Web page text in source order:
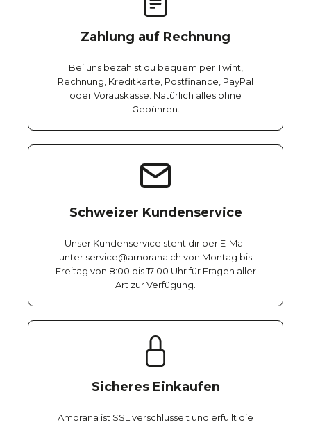
Zahlung auf Rechnung
Bei uns bezahlst du bequem per Twint,
Rechnung, Kreditkarte, Postfinance, PayPal
oder Vorauskasse. Natürlich alles ohne
Gebühren.
Schweizer Kundenservice
Unser Kundenservice steht dir per E-Mail
unter service@amorana.ch von Montag bis
Freitag von 8:00 bis 17:00 Uhr für Fragen aller
Art zur Verfügung.
Sicheres Einkaufen
Amorana ist SSL verschlüsselt und erfüllt die